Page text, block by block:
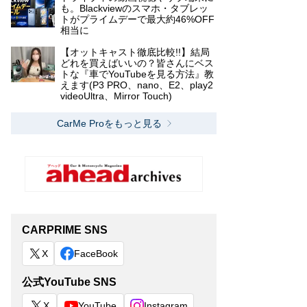
も。Blackviewのスマホ・タブレッ
トがプライムデーで最大約46%OFF
相当に
【オットキャスト徹底比較!!】結局
どれを買えばいいの？皆さんにベス
トな『車でYouTubeを見る方法』教
えます(P3 PRO、nano、E2、play2
videoUltra、Mirror Touch)
CarMe Proをもっと見る
CARPRIME SNS
X FaceBook
公式YouTube SNS